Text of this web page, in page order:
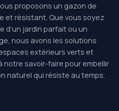
proposons un gazon de
et résistant. Que vous soyez
d’un jardin parfait ou un
nous avons les solutions
extérieurs verts et
notre savoir-faire pour embellir
naturel qui résiste au temps.